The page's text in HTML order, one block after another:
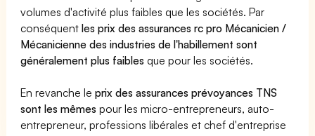
volumes d'activité plus faibles que les sociétés. Par
conséquentles prix des assurances rc pro Mécanicien /
Mécanicienne des industries de l'habillement sont
généralement plus faibles que pour les sociétés.
En revanche leprix des assurances prévoyances TNS
sont les mêmes pour les micro-entrepreneurs, auto-
entrepreneur, professions libérales et chef d'entreprise